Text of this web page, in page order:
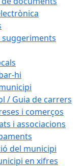
suggeriments
hi
/ Guia de carrers
i comerços
i associacions
del municipi
en xifres